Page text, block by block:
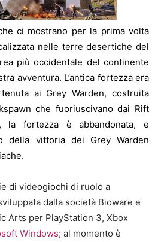
ci mostrano per la prima volta
nelle terre desertiche del
più occidentale del continente
avventura. L’antica fortezza era
ai Grey Warden, costruita
che fuoriuscivano dai Rift
la fortezza è abbandonata, e
della vittoria dei Grey Warden
di videogiochi di ruolo a
dalla società Bioware e
Arts per PlayStation 3, Xbox
Windows; al momento è